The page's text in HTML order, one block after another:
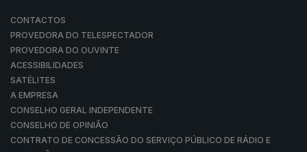
CONTACTOS
PROVEDORA DO TELESPECTADOR
PROVEDORA DO OUVINTE
ACESSIBILIDADES
SATÉLITES
A EMPRESA
CONSELHO GERAL INDEPENDENTE
CONSELHO DE OPINIÃO
CONTRATO DE CONCESSÃO DO SERVIÇO PÚBLICO DE RÁDIO E